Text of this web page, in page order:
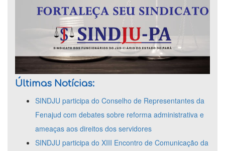
Últimas Notícias:
SINDJU participa do Conselho de Representantes da
Fenajud com debates sobre reforma administrativa e
ameaças aos direitos dos servidores
SINDJU participa do XIII Encontro de Comunicação da